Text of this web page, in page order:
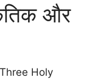
और
(Three Holy